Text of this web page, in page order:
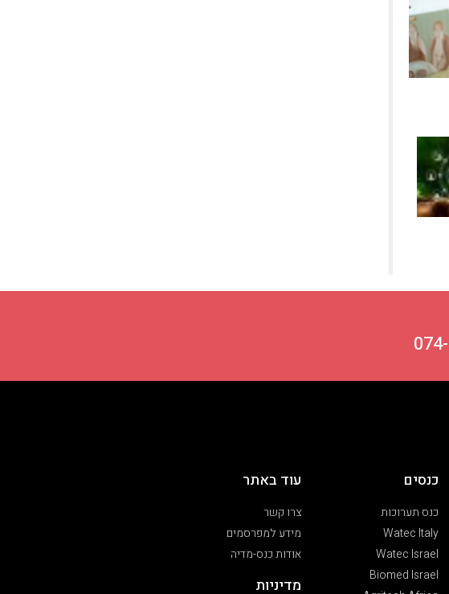
כנסים
כנס תערוכות
Watec Italy
Watec Israel
Biomed Israel
עוד באתר
צרו קשר
מידע למפרסמים
אודות כנס-מדיה
מדיניות